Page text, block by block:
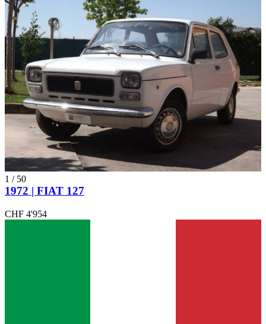
1 / 50
1972 | FIAT 127
CHF 4'954